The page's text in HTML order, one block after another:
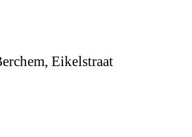
Eikelstraat